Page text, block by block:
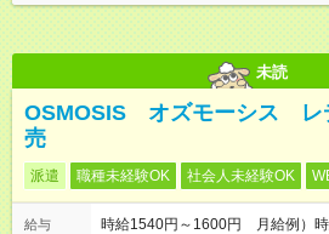
未読
OSMOSIS オズモーシス レ
売
派遣 職種未経験OK 社会人未経験OK
給与
時給1540円～1600円 月給例）